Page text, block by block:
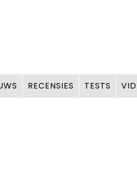
RECENSIES TESTS